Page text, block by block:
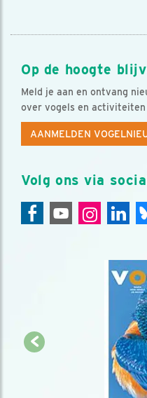
Op de hoogte
Meld je aan en ontvang
over vogels en activiteiten
AANMELDEN
Volg ons via